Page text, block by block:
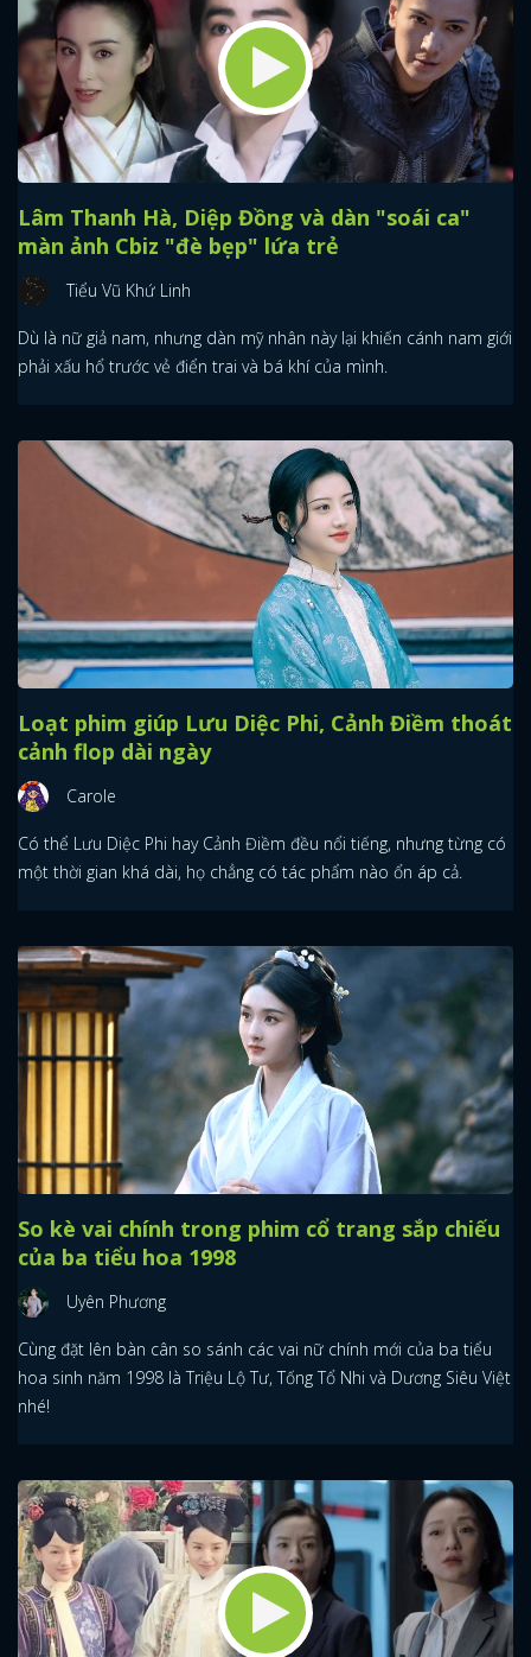
Lâm Thanh Hà, Diệp Đồng và dàn "soái ca"
màn ảnh Cbiz "đè bẹp" lứa trẻ
Tiểu Vũ Khứ Linh
Dù là nữ giả nam, nhưng dàn mỹ nhân này lại khiến cánh nam giới
phải xấu hổ trước vẻ điển trai và bá khí của mình.
Loạt phim giúp Lưu Diệc Phi, Cảnh Điềm thoát
cảnh flop dài ngày
Carole
Có thể Lưu Diệc Phi hay Cảnh Điềm đều nổi tiếng, nhưng từng có
một thời gian khá dài, họ chẳng có tác phẩm nào ổn áp cả.
So kè vai chính trong phim cổ trang sắp chiếu
của ba tiểu hoa 1998
Uyên Phương
Cùng đặt lên bàn cân so sánh các vai nữ chính mới của ba tiểu
hoa sinh năm 1998 là Triệu Lộ Tư, Tống Tổ Nhi và Dương Siêu Việt
nhé!